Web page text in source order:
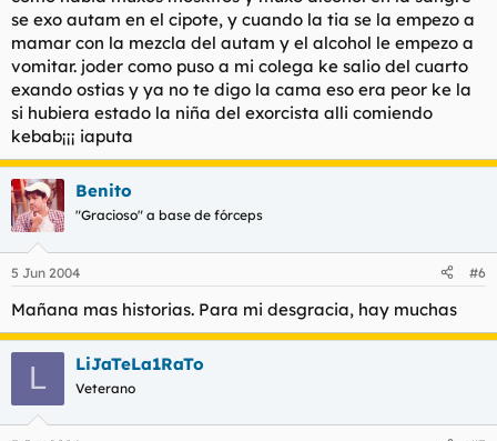
se exo autam en el cipote, y cuando la tia se la empezo a
mamar con la mezcla del autam y el alcohol le empezo a
vomitar. joder como puso a mi colega ke salio del cuarto
exando ostias y ya no te digo la cama eso era peor ke la
si hubiera estado la niña del exorcista alli comiendo
kebab¡¡¡ iaputa
Benito
"Gracioso" a base de fórceps
5 Jun 2004 #6
Mañana mas historias. Para mi desgracia, hay muchas
L LiJaTeLa1RaTo
Veterano